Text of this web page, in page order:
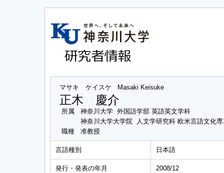
マサキ ケイスケ Masaki Keisuke
正木 慶介
所属
神奈川大学 外国語学部 英語英文学科
神奈川大学大学院 人文学研究科 欧米言語文化
職種
准教授
言語種別 日本語
発行・発表の年月 2008/12